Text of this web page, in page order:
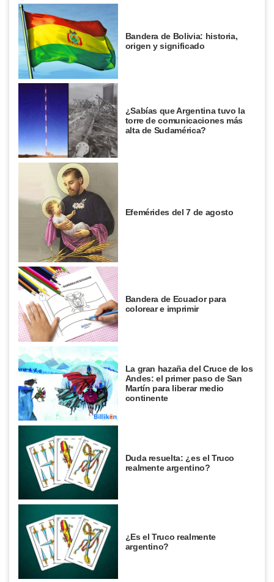
Bandera de Bolivia: historia,
origen y significado
¿Sabías que Argentina tuvo la
torre de comunicaciones más
alta de Sudamérica?
Efemérides del 7 de agosto
Bandera de Ecuador para
colorear e imprimir
La gran hazaña del Cruce de los
Andes: el primer paso de San
Martín para liberar medio
continente
Duda resuelta: ¿es el Truco
realmente argentino?
¿Es el Truco realmente
argentino?